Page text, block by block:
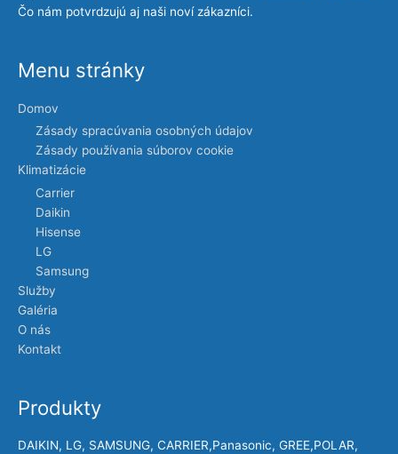
Čo nám potvrdzujú aj naši noví zákazníci.
Menu stránky
Domov
Zásady spracúvania osobných údajov
Zásady používania súborov cookie
Klimatizácie
Carrier
Daikin
Hisense
LG
Samsung
Služby
Galéria
O nás
Kontakt
Produkty
DAIKIN, LG, SAMSUNG, CARRIER,Panasonic, GREE,POLAR,